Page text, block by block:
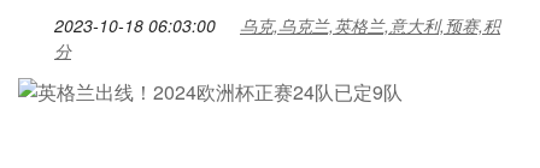
2023-10-18 06:03:00
乌克,乌克兰,英格兰,意大利,预赛,积
分